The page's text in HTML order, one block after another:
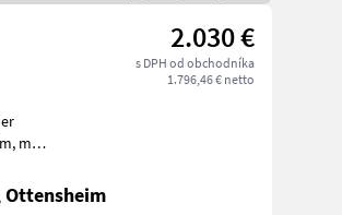
2.030 €
s DPH od obchodníka
1.796,46 € netto
Ottensheim